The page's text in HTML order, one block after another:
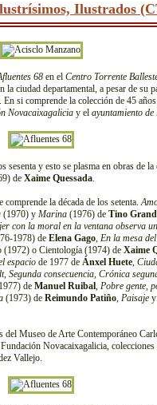
Ilustrados
68 en el Centro Torrente
ciudad departamental, a pesar de su
si comprende la colección de 45
Novacaixagalicia y el ayuntamiento
sesenta y esto se plasma en obras de
de Xaime Quessada.
la década de los setenta.
(1970) y Marina (1976) de Tino
con la moral en la ventana observa
1978) de Elena Gago, En la mesa
o Cientología (1974) de Xaime
espacio de 1977 de Ánxel Huete,
, Segunda consecuencia, Crónica
de Manuel Ruibal, Pobre gente,
(1973) de Reimundo Patiño, Paisaje y
del Museo de Arte Contemporáneo
Novacaixagalicia,
Vallejo.